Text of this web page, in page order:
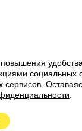
социальных
сервисов.